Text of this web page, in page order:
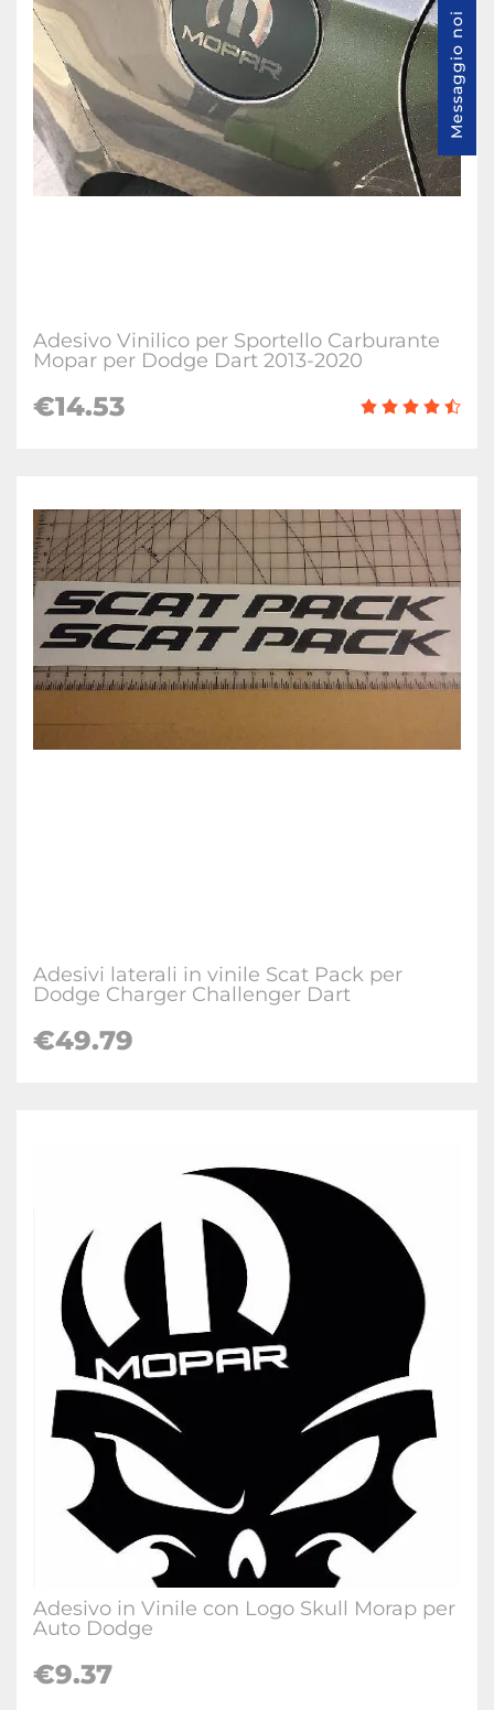
Adesivo Vinilico per Sportello Carburante
Mopar per Dodge Dart 2013-2020
€14.53
Adesivi laterali in vinile Scat Pack per
Dodge Charger Challenger Dart
€49.79
Adesivo in Vinile con Logo Skull Morap per
Auto Dodge
€9.37
Messaggio noi